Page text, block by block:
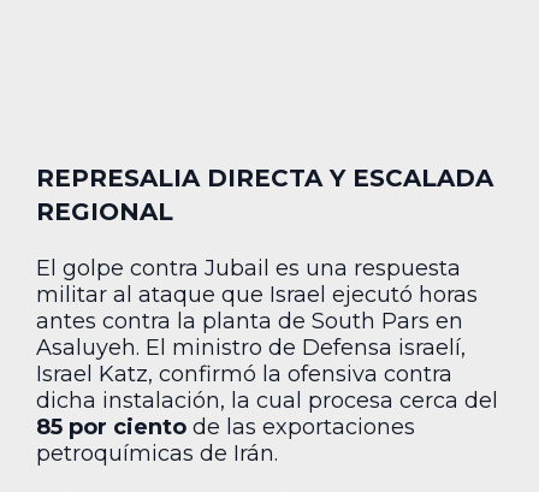
REPRESALIA DIRECTA Y ESCALADA
REGIONAL
El golpe contra Jubail es una respuesta
militar al ataque que Israel ejecutó horas
antes contra la planta de South Pars en
Asaluyeh. El ministro de Defensa israelí,
Israel Katz, confirmó la ofensiva contra
dicha instalación, la cual procesa cerca del
85 por ciento de las exportaciones
petroquímicas de Irán.